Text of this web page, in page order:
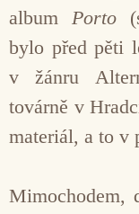
album Porto
bylo před pěti
v žánru
továrně v
materiál, a to v
Mimochodem,